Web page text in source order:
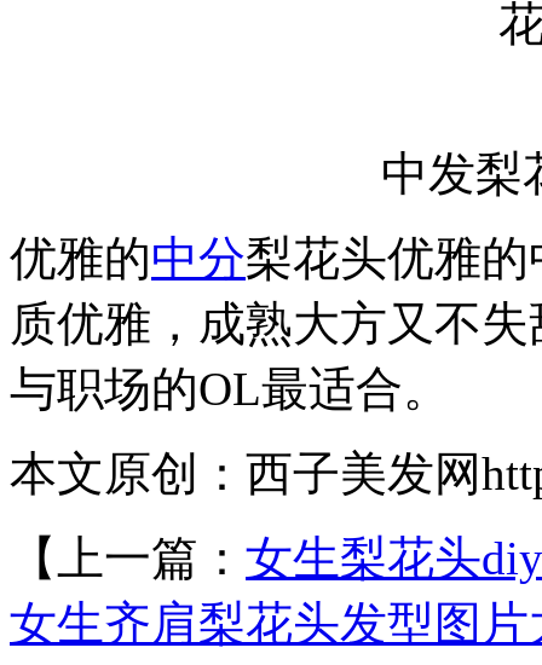
中发梨
优雅的中分梨花头优雅
质优雅，成熟大方又不
与职场的OL最适合。
本文原创：西子美发网
【上一篇： 女生梨花头
女生齐肩梨花头发型图片